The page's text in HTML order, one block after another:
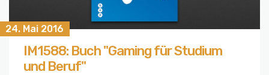
24. Mai 2016
IM1588: Buch "Gaming für Studium
und Beruf"